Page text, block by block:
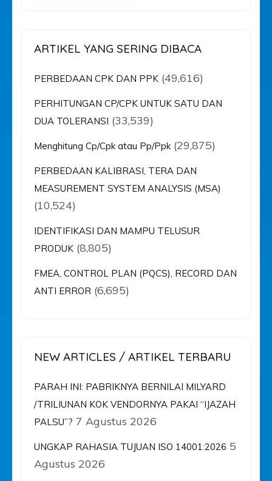
ARTIKEL YANG SERING DIBACA
PERBEDAAN CPK DAN PPK (49,616)
PERHITUNGAN CP/CPK UNTUK SATU DAN
DUA TOLERANSI (33,539)
Menghitung Cp/Cpk atau Pp/Ppk (29,875)
PERBEDAAN KALIBRASI, TERA DAN
MEASUREMENT SYSTEM ANALYSIS (MSA)
(10,524)
IDENTIFIKASI DAN MAMPU TELUSUR
PRODUK (8,805)
FMEA, CONTROL PLAN (PQCS), RECORD DAN
ANTI ERROR (6,695)
NEW ARTICLES / ARTIKEL TERBARU
PARAH INI: PABRIKNYA BERNILAI MILYARD
/TRILIUNAN KOK VENDORNYA PAKAI “IJAZAH
PALSU”? 7 Agustus 2026
UNGKAP RAHASIA TUJUAN ISO 14001:2026 5
Agustus 2026